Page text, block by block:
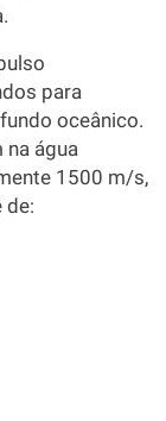
para
oceânico.
na água
1500 m/s,
de: